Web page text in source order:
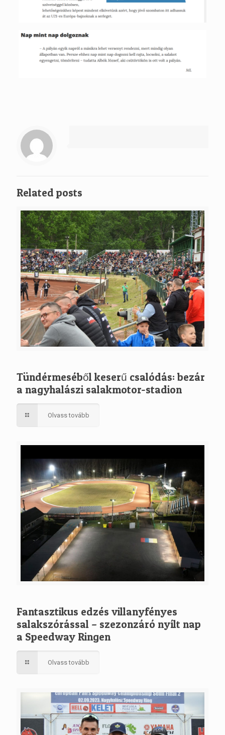
Related posts
Tündérmeséből keserű csalódás: bezár
a nagyhalászi salakmotor-stadion
Olvass tovább
Fantasztikus edzés villanyfényes
salakszórással – szezonzáró nyílt nap
a Speedway Ringen
Olvass tovább